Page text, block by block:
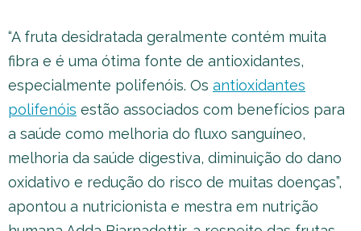
“A fruta desidratada geralmente contém muita
fibra e é uma ótima fonte de antioxidantes,
especialmente polifenóis. Os antioxidantes
polifenóis estão associados com benefícios para
a saúde como melhoria do fluxo sanguíneo,
melhoria da saúde digestiva, diminuição do dano
oxidativo e redução do risco de muitas doenças”,
apontou a nutricionista e mestra em nutrição